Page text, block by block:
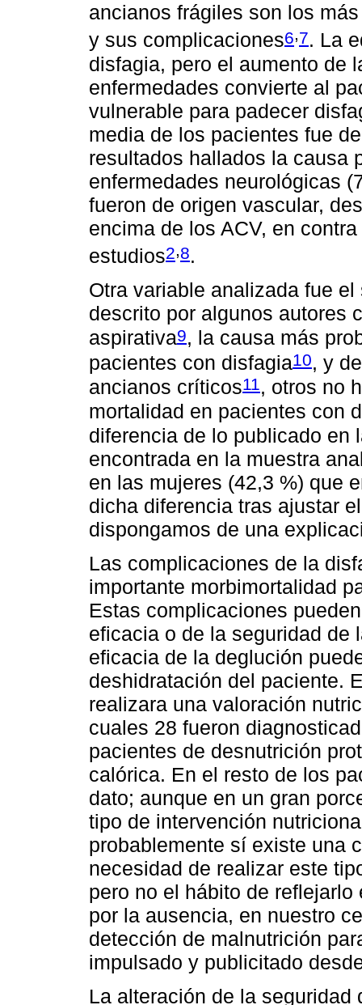
ancianos frágiles son los
y sus complicaciones6,7. La
disfagia, pero el aumento de
enfermedades convierte al
vulnerable para padecer
media de los pacientes fue
resultados hallados la causa
enfermedades neurológicas
fueron de origen vascular,
encima de los ACV, en
estudios2,8.
Otra variable analizada fue
descrito por algunos autores
aspirativa9, la causa más
pacientes con disfagia10, y
ancianos críticos11, otros no
mortalidad en pacientes con
diferencia de lo publicado en
encontrada en la muestra
en las mujeres (42,3 %) que
dicha diferencia tras ajustar
dispongamos de una
Las complicaciones de la
importante morbimortalidad
Estas complicaciones
eficacia o de la seguridad de
eficacia de la deglución
deshidratación del paciente.
realizara una valoración
cuales 28 fueron
pacientes de desnutrición
calórica. En el resto de los
dato; aunque en un gran
tipo de intervención
probablemente sí existe una
necesidad de realizar este
pero no el hábito de
por la ausencia, en nuestro
detección de malnutrición
impulsado y publicitado
La alteración de la